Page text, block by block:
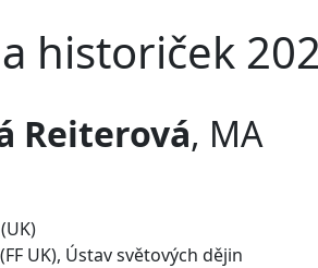
historiček
Reiterová, MA
UK), Ústav světových dějin